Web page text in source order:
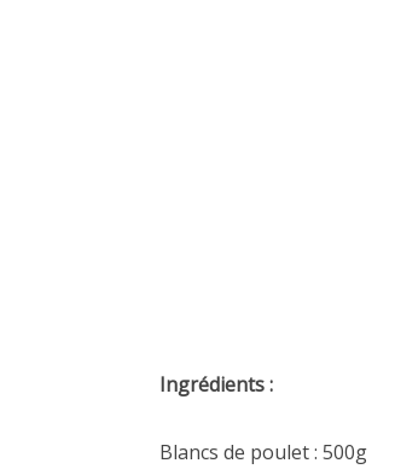
Ingrédients :
Blancs de poulet : 500g